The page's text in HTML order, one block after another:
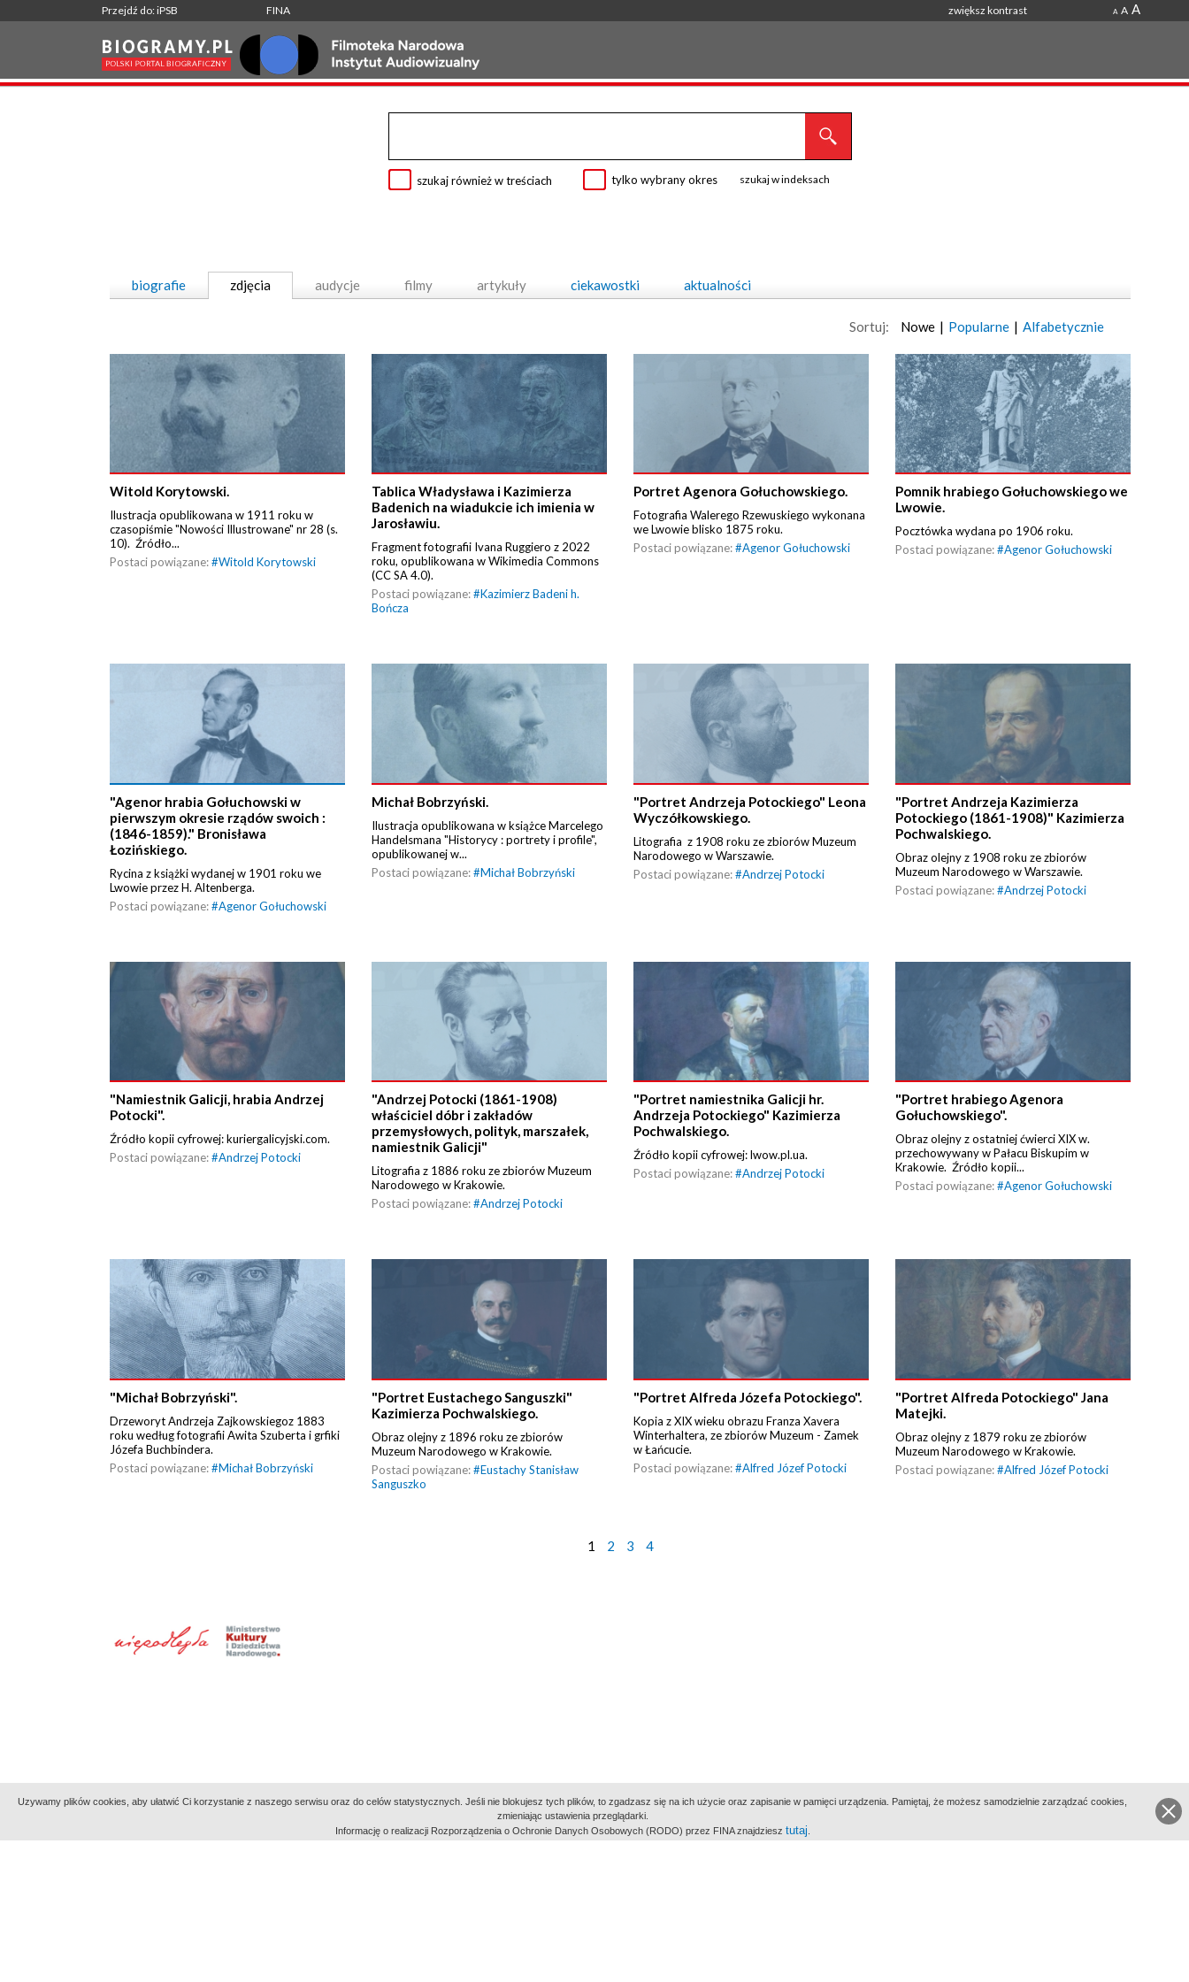
Przejdź do: iPSB FINA zwiększ kontrast A A A
szukaj również w treściach tylko wybrany okres szukaj w indeksach
biografie zdjęcia audycje filmy artykuły ciekawostki aktualności
Sortuj: Nowe | Popularne | Alfabetycznie
Witold Korytowski.
Ilustracja opublikowana w 1911 roku w
czasopiśmie "Nowości Illustrowane" nr 28 (s.
10). Źródło...
Postaci powiązane:#Witold Korytowski
Tablica Władysława i Kazimierza
Badenich na wiadukcie ich imienia w
Jarosławiu.
Fragment fotografii Ivana Ruggiero z 2022
roku, opublikowana w Wikimedia Commons
(CC SA 4.0).
Postaci powiązane:#Kazimierz Badeni h.
Bończa
Portret Agenora Gołuchowskiego.
Fotografia Walerego Rzewuskiego wykonana
we Lwowie blisko 1875 roku.
Postaci powiązane:#Agenor Gołuchowski
Pomnik hrabiego Gołuchowskiego we
Lwowie.
Pocztówka wydana po 1906 roku.
Postaci powiązane:#Agenor Gołuchowski
"Agenor hrabia Gołuchowski w
pierwszym okresie rządów swoich :
(1846-1859)." Bronisława
Łozińskiego.
Rycina z książki wydanej w 1901 roku we
Lwowie przez H. Altenberga.
Postaci powiązane:#Agenor Gołuchowski
Michał Bobrzyński.
Ilustracja opublikowana w książce Marcelego
Handelsmana "Historycy : portrety i profile",
opublikowanej w...
Postaci powiązane:#Michał Bobrzyński
"Portret Andrzeja Potockiego" Leona
Wyczółkowskiego.
Litografia z 1908 roku ze zbiorów Muzeum
Narodowego w Warszawie.
Postaci powiązane:#Andrzej Potocki
"Portret Andrzeja Kazimierza
Potockiego (1861-1908)" Kazimierza
Pochwalskiego.
Obraz olejny z 1908 roku ze zbiorów
Muzeum Narodowego w Warszawie.
Postaci powiązane:#Andrzej Potocki
"Namiestnik Galicji, hrabia Andrzej
Potocki".
Źródło kopii cyfrowej: kuriergalicyjski.com.
Postaci powiązane:#Andrzej Potocki
"Andrzej Potocki (1861-1908)
właściciel dóbr i zakładów
przemysłowych, polityk, marszałek,
namiestnik Galicji"
Litografia z 1886 roku ze zbiorów Muzeum
Narodowego w Krakowie.
Postaci powiązane:#Andrzej Potocki
"Portret namiestnika Galicji hr.
Andrzeja Potockiego" Kazimierza
Pochwalskiego.
Źródło kopii cyfrowej: lwow.pl.ua.
Postaci powiązane:#Andrzej Potocki
"Portret hrabiego Agenora
Gołuchowskiego".
Obraz olejny z ostatniej ćwierci XIX w.
przechowywany w Pałacu Biskupim w
Krakowie. Źródło kopii...
Postaci powiązane:#Agenor Gołuchowski
"Michał Bobrzyński".
Drzeworyt Andrzeja Zajkowskiegoz 1883
roku według fotografii Awita Szuberta i grfiki
Józefa Buchbindera.
Postaci powiązane:#Michał Bobrzyński
"Portret Eustachego Sanguszki"
Kazimierza Pochwalskiego.
Obraz olejny z 1896 roku ze zbiorów
Muzeum Narodowego w Krakowie.
Postaci powiązane:#Eustachy Stanisław
Sanguszko
"Portret Alfreda Józefa Potockiego".
Kopia z XIX wieku obrazu Franza Xavera
Winterhaltera, ze zbiorów Muzeum - Zamek
w Łańcucie.
Postaci powiązane:#Alfred Józef Potocki
"Portret Alfreda Potockiego" Jana
Matejki.
Obraz olejny z 1879 roku ze zbiorów
Muzeum Narodowego w Krakowie.
Postaci powiązane:#Alfred Józef Potocki
1 2 3 4
Indeksy: aktywności alfabetyczny tematyczny miejsc
Uzywamy plików cookies, aby ułatwić Ci korzystanie z naszego serwisu oraz do celów statystycznych. Jeśli nie blokujesz tych plików, to zgadzasz się na ich użycie oraz zapisanie w pamięci urządzenia. Pamiętaj, że możesz samodzielnie zarządzać cookies,
zmieniając ustawienia przeglądarki.
Informację o realizacji Rozporządzenia o Ochronie Danych Osobowych (RODO) przez FINA znajdziesz tutaj